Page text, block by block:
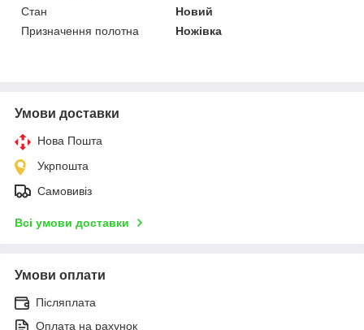
Стан
Новий
Призначення полотна
Ножівка
Умови доставки
Нова Пошта
Укрпошта
Самовивіз
Всі умови доставки
Умови оплати
Післяплата
Оплата на рахунок